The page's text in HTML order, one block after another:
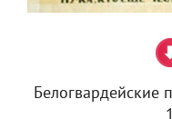
Белогвардейские